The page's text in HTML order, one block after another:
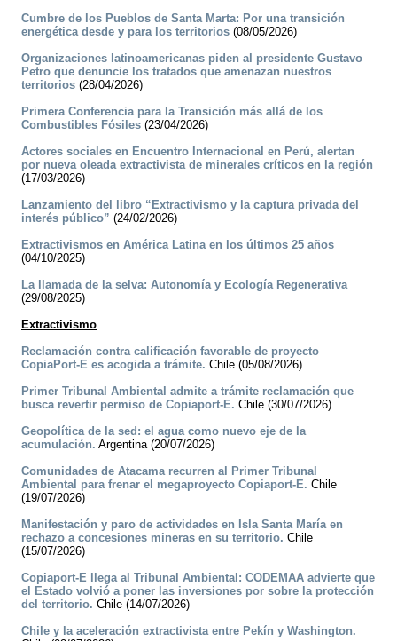
Cumbre de los Pueblos de Santa Marta: Por una transición
energética desde y para los territorios (08/05/2026)
Organizaciones latinoamericanas piden al presidente Gustavo
Petro que denuncie los tratados que amenazan nuestros
territorios (28/04/2026)
Primera Conferencia para la Transición más allá de los
Combustibles Fósiles (23/04/2026)
Actores sociales en Encuentro Internacional en Perú, alertan
por nueva oleada extractivista de minerales críticos en la región
(17/03/2026)
Lanzamiento del libro “Extractivismo y la captura privada del
interés público” (24/02/2026)
Extractivismos en América Latina en los últimos 25 años
(04/10/2025)
La llamada de la selva: Autonomía y Ecología Regenerativa
(29/08/2025)
Extractivismo
Reclamación contra calificación favorable de proyecto
CopiaPort-E es acogida a trámite. Chile (05/08/2026)
Primer Tribunal Ambiental admite a trámite reclamación que
busca revertir permiso de Copiaport-E. Chile (30/07/2026)
Geopolítica de la sed: el agua como nuevo eje de la
acumulación. Argentina (20/07/2026)
Comunidades de Atacama recurren al Primer Tribunal
Ambiental para frenar el megaproyecto Copiaport-E. Chile
(19/07/2026)
Manifestación y paro de actividades en Isla Santa María en
rechazo a concesiones mineras en su territorio. Chile
(15/07/2026)
Copiaport-E llega al Tribunal Ambiental: CODEMAA advierte que
el Estado volvió a poner las inversiones por sobre la protección
del territorio. Chile (14/07/2026)
Chile y la aceleración extractivista entre Pekín y Washington.